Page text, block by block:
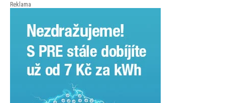
Reklama